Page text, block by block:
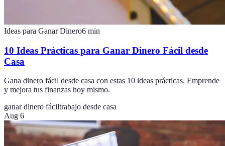
Ideas para Ganar Dinero6 min
10 Ideas Prácticas para Ganar Dinero Fácil desde
Casa
Gana dinero fácil desde casa con estas 10 ideas prácticas. Emprende
y mejora tus finanzas hoy mismo.
ganar dinero fáciltrabajo desde casa
Aug 6